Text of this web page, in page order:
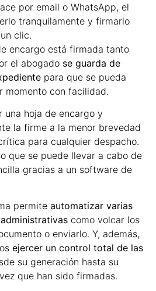
por email o WhatsApp, el
tranquilamente y firmarlo
clic.
encargo está firmada tanto
el abogado se guarda de
para que se pueda
momento con facilidad.
una hoja de encargo y
la firme a la menor brevedad
para cualquier despacho.
que se puede llevar a cabo de
gracias a un software de
permite automatizar varias
como volcar los
o enviarlo. Y, además,
ejercer un control total de las
su generación hasta su
que han sido firmadas.